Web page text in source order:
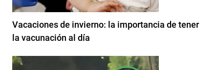
Vacaciones de invierno: la importancia de tener
la vacunación al día